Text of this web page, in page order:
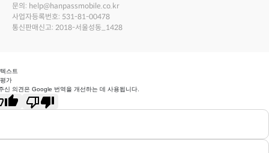
문의: help@hanpassmobile.co.kr
사업자등록번호: 531-81-00478
통신판매신고: 2018-서울성동_1428
스트
가
신 의견은 Google 번역을 개선하는 데 사용됩니다.